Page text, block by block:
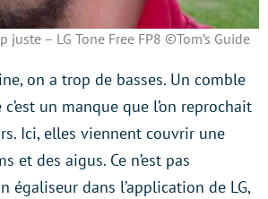
juste – LG Tone Free FP8 ©Tom’s Guide
on a trop de basses. Un comble
un manque que l’on reprochait
Ici, elles viennent couvrir une
et des aigus. Ce n’est pas
égaliseur dans l’application de LG,